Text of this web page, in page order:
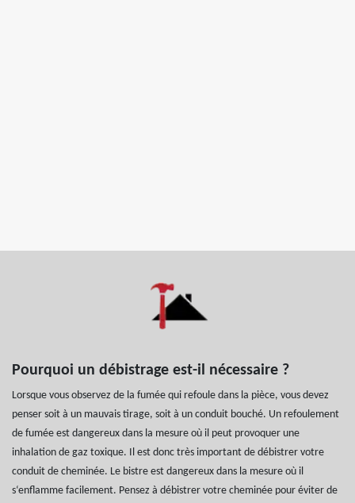
Pourquoi un débistrage est-il nécessaire ?
Lorsque vous observez de la fumée qui refoule dans la pièce, vous devez
penser soit à un mauvais tirage, soit à un conduit bouché. Un refoulement
de fumée est dangereux dans la mesure où il peut provoquer une
inhalation de gaz toxique. Il est donc très important de débistrer votre
conduit de cheminée. Le bistre est dangereux dans la mesure où il
s‘enflamme facilement. Pensez à débistrer votre cheminée pour éviter de